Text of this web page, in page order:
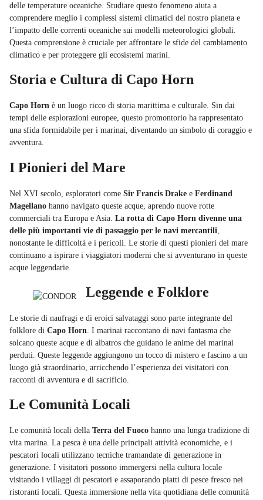
delle temperature oceaniche. Studiare questo fenomeno aiuta a
comprendere meglio i complessi sistemi climatici del nostro pianeta e
l’impatto delle correnti oceaniche sui modelli meteorologici globali.
Questa comprensione è cruciale per affrontare le sfide del cambiamento
climatico e per proteggere gli ecosistemi marini.
Storia e Cultura di Capo Horn
Capo Horn è un luogo ricco di storia marittima e culturale. Sin dai
tempi delle esplorazioni europee, questo promontorio ha rappresentato
una sfida formidabile per i marinai, diventando un simbolo di coraggio e
avventura.
I Pionieri del Mare
Nel XVI secolo, esploratori come Sir Francis Drake e Ferdinand
Magellano hanno navigato queste acque, aprendo nuove rotte
commerciali tra Europa e Asia. La rotta di Capo Horn divenne una
delle più importanti vie di passaggio per le navi mercantili
nonostante le difficoltà e i pericoli. Le storie di questi pionieri del mare
continuano a ispirare i viaggiatori moderni che si avventurano in queste
acque leggendarie.
Leggende e Folklore
Le storie di naufragi e di eroici salvataggi sono parte integrante del
folklore di Capo Horn. I marinai raccontano di navi fantasma che
solcano queste acque e di albatros che guidano le anime dei marinai
perduti. Queste leggende aggiungono un tocco di mistero e fascino a un
luogo già straordinario, arricchendo l’esperienza dei visitatori con
racconti di avventura e di sacrificio.
Le Comunità Locali
Le comunità locali della Terra del Fuoco hanno una lunga tradizione di
vita marina. La pesca è una delle principali attività economiche, e i
pescatori locali utilizzano tecniche tramandate di generazione in
generazione. I visitatori possono immergersi nella cultura locale
visitando i villaggi di pescatori e assaporando piatti di pesce fresco nei
ristoranti locali. Questa immersione nella vita quotidiana delle comunità